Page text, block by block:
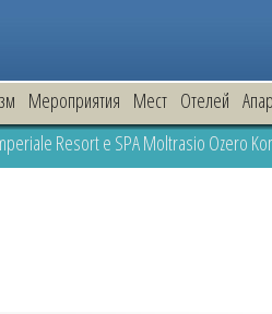
Мероприятия Mест Oтелей
Resort e SPA Moltrasio Ozero